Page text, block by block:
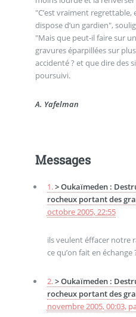
"C’est vraiment
dispose d’un gardien",
"Mais que peut-il faire sur
gravures éparpillées sur
accidenté ? et que dire des sites non gardés ?", a-t-il
poursuivi.
A. Yafelman
Messages
1.> Oukaïmeden :
rocheux portant des
octobre 2005, 22:55
ils veulent éffacer notre
ce qu’on fait en échange
2.> Oukaïmeden :
rocheux portant des
novembre 2005, 00:03,